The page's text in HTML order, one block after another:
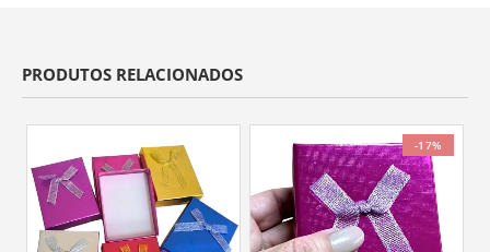
PRODUTOS RELACIONADOS
-17%